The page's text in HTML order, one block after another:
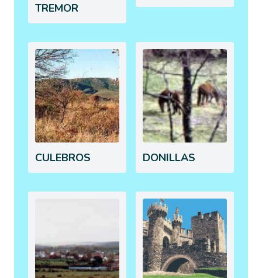
TREMOR
CULEBROS DONILLAS